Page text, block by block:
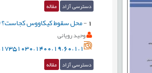
دسترسی آزاد مقاله
1
-محل سقوط کیکاووس کجاست؟
وحید رویانی
دسترسی آزاد مقاله